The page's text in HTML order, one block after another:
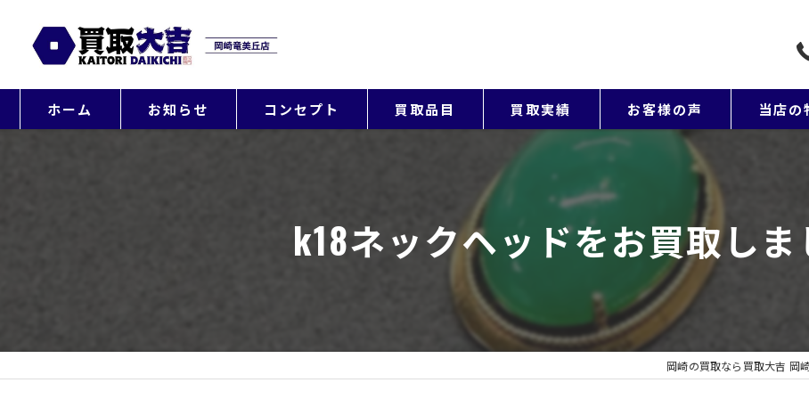
ホーム お知らせ コンセプト 買取品目 買取実績 お客様の声 当店の
バッグ
k18ネックヘッドをお買取しま
岡崎の買取なら買取大吉 岡